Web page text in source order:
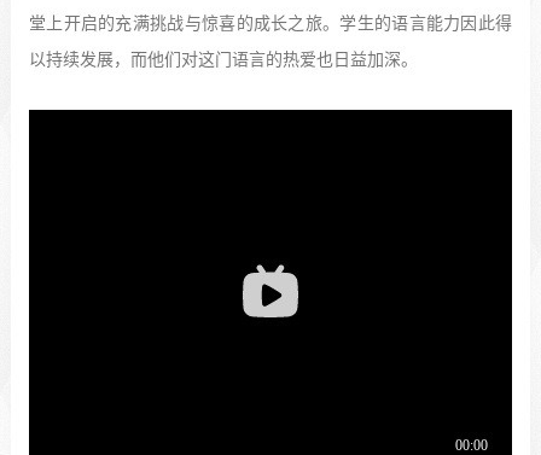
堂上开启的充满挑战与惊喜的成长之旅。学生的语言能力因此得
以持续发展，而他们对这门语言的热爱也日益加深。